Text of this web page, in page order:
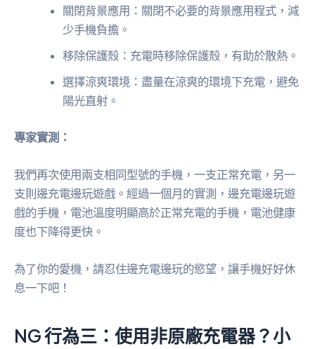
關閉背景應用：關閉不必要的背景應用程式，減
少手機負擔。
移除保護殼：充電時移除保護殼，有助於散熱。
選擇涼爽環境：盡量在涼爽的環境下充電，避免
陽光直射。
專家實測：
我們再次使用兩支相同型號的手機，一支正常充電，另一
支則邊充電邊玩遊戲。經過一個月的實測，邊充電邊玩遊
戲的手機，電池溫度明顯高於正常充電的手機，電池健康
度也下降得更快。
為了你的愛機，請忍住邊充電邊玩的慾望，讓手機好好休
息一下吧！
NG 行為三：使用非原廠充電器？小